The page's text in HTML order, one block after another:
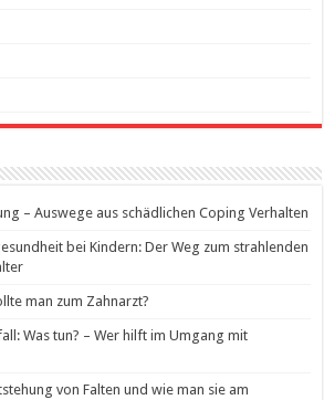
– Auswege aus schädlichen Coping Verhalten
bei Kindern: Der Weg zum strahlenden
man zum Zahnarzt?
Was tun? – Wer hilft im Umgang mit
von Falten und wie man sie am